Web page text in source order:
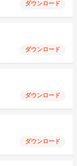
ダウンロード
ダウンロード
ダウンロード
ダウンロード